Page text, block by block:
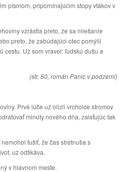
písmom, pripomínajúcim stopy vtákov v
vzrástla preto, že sa miešanie
preto, že zabúdajúci otec pomýlil
cestu. Už som vravel: ľudskú dušu a
(str. 50, román Panic v podzemí)
Prvé lúče už olizli vrcholce stromov
minúty nového dňa, zaisťujúc tak
tušiť, že čas stretnutia s
už odtikáva.
v hlavnom meste.